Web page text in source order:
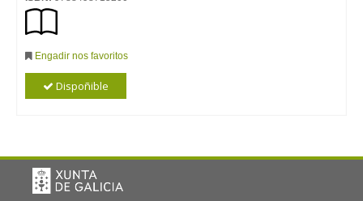
Engadir nos favoritos
Dispoñible